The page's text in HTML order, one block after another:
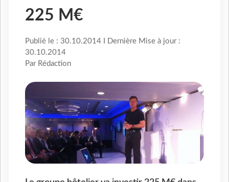
225 M€
Publié le : 30.10.2014 I Dernière Mise à jour :
30.10.2014
Par Rédaction